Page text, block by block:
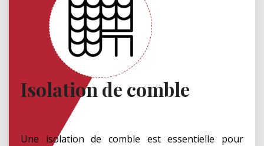
Isolation de comble
Une isolation de comble est essentielle pour